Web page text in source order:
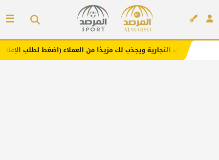
ويجذب لك مزيدًا من العملاء (اضغط لطلب الإعلان)